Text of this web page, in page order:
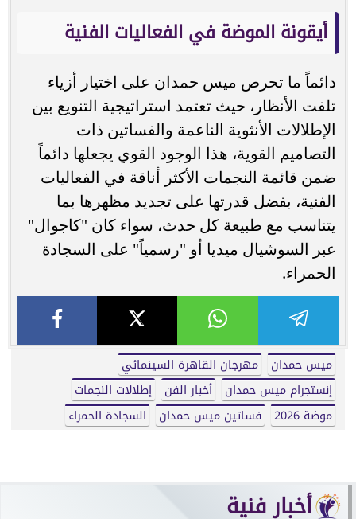
أيقونة الموضة في الفعاليات الفنية
دائماً ما تحرص ميس حمدان على اختيار أزياء
تلفت الأنظار، حيث تعتمد استراتيجية التنويع بين
الإطلالات الأنثوية الناعمة والفساتين ذات
التصاميم القوية، هذا الوجود القوي يجعلها دائماً
ضمن قائمة النجمات الأكثر أناقة في الفعاليات
الفنية، بفضل قدرتها على تجديد مظهرها بما
يتناسب مع طبيعة كل حدث، سواء كان "كاجوال"
عبر السوشيال ميديا أو "رسمياً" على السجادة
الحمراء.
ميس حمدان
مهرجان القاهرة السينمائي
إنستجرام ميس حمدان
أخبار الفن
إطلالات النجمات
موضة 2026
فساتين ميس حمدان السجادة الحمراء
أخبار فنية